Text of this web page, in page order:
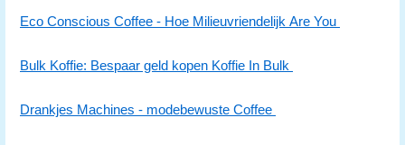
Eco Conscious Coffee - Hoe Milieuvriendelijk Are You
Bulk Koffie: Bespaar geld kopen Koffie In Bulk
Drankjes Machines - modebewuste Coffee